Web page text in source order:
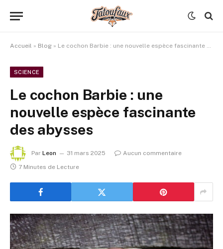
Accueil » Blog » Le cochon Barbie : une nouvelle espèce fascinante des abysses
SCIENCE
Le cochon Barbie : une
nouvelle espèce fascinante
des abysses
Par Leon 31 mars 2025
Aucun commentaire
7 Minutes de Lecture